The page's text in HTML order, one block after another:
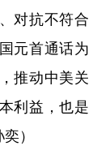
对抗不符合
元首通话为
推动中美关
利益，也是
）